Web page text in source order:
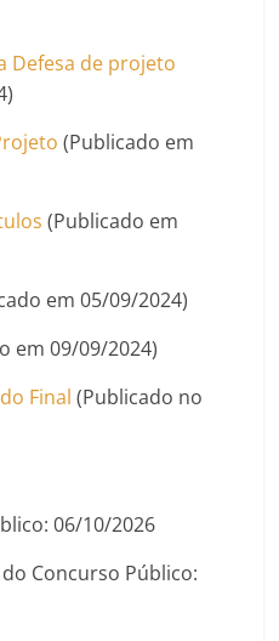
Defesa de projeto
(Publicado em
(Publicado em
em 05/09/2024)
em 09/09/2024)
Final (Publicado no
06/10/2026
Concurso Público: